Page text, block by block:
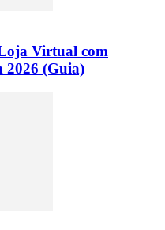
Virtual com
2026 (Guia)